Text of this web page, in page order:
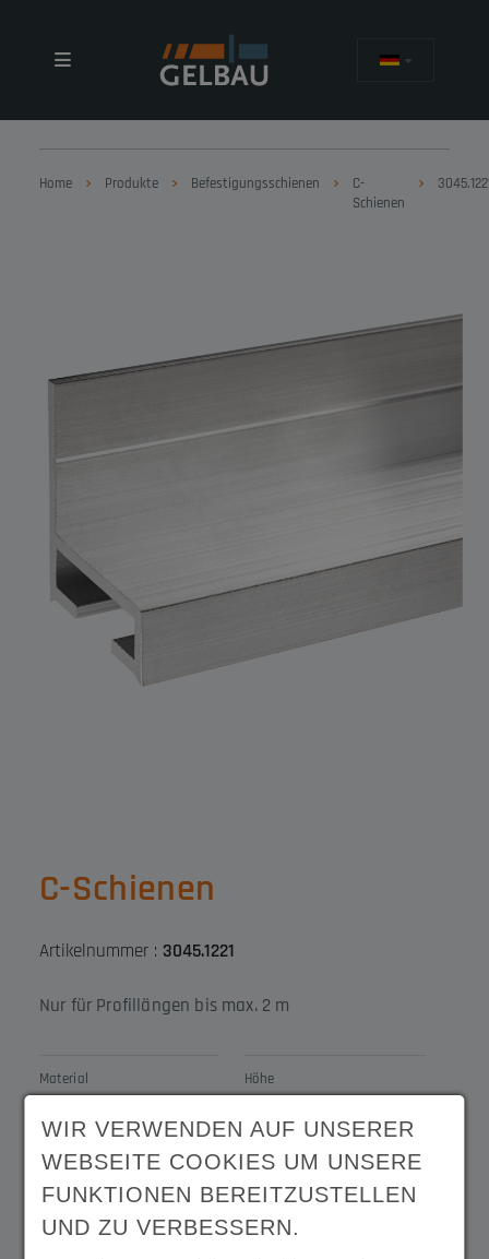
Home Produkte Befestigungsschienen
C-
Schienen
C-Schienen
Artikelnummer : 3045.1221
Nur für Profillängen bis max. 2 m
Material
6060
Höhe
Breite
28 mm
Öffnung
10.5 mm
WIR VERWENDEN AUF UNSERER
WEBSEITE COOKIES UM UNSERE
FUNKTIONEN BEREITZUSTELLEN
UND ZU VERBESSERN.